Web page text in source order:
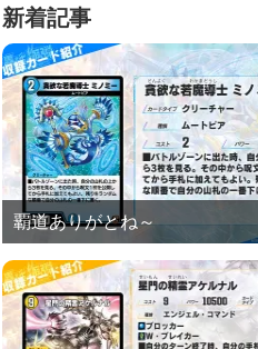
新着記事
覇道ありがとね～